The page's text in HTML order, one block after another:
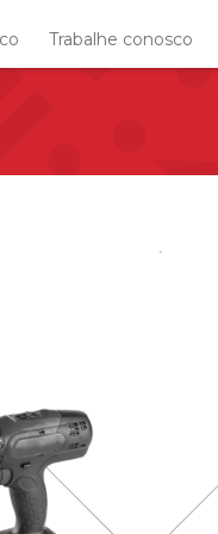
Trabalhe conosco